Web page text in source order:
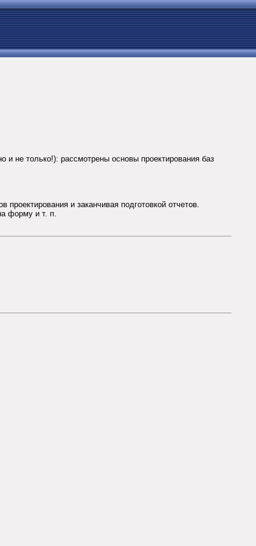
и не только!): рассмотрены основы проектирования баз
и заканчивая подготовкой отчетов.
форму и т. п.